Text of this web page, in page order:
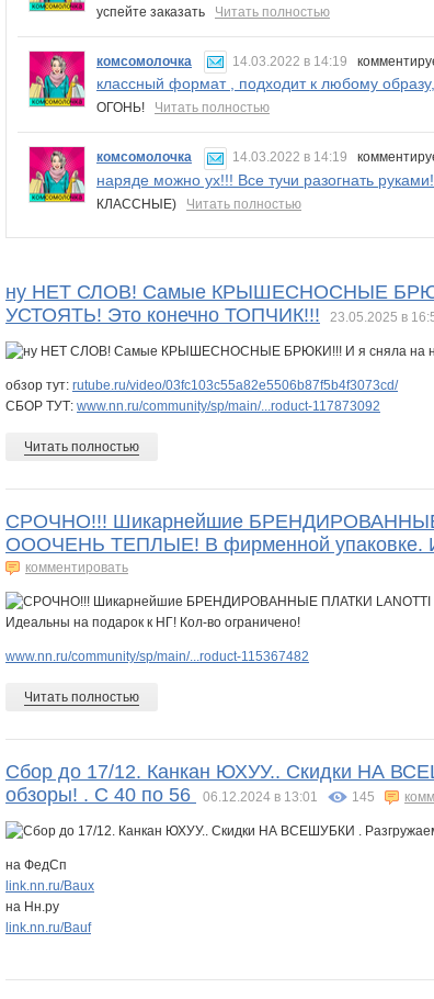
успейте заказать Читать полностью
комсомолочка 14.03.2022 в 14:19
классный формат , подходит к любому
ОГОНЬ! Читать полностью
комсомолочка 14.03.2022 в 14:19
наряде можно ух!!! Все тучи разогнать
КЛАССНЫЕ) Читать полностью
ну НЕТ СЛОВ! Самые КРЫШЕСНОСНЫЕ
УСТОЯТЬ! Это конечно ТОПЧИК!!!
23.05.2025 в
обзор тут: rutube.ru/video/03fc103c55a82e5506b87f5b4f3073cd/
СБОР ТУТ: www.nn.ru/community/sp/main/...roduct-117873092
Читать полностью
СРОЧНО!!! Шикарнейшие БРЕНДИРОВАННЫЕ
ОООЧЕНЬ ТЕПЛЫЕ! В фирменной упаковке.
комментировать
www.nn.ru/community/sp/main/...roduct-115367482
Читать полностью
Сбор до 17/12. Канкан ЮХУУ.. Скидки НА
обзоры! . С 40 по 56
06.12.2024 в 13:01 145
на ФедСп
link.nn.ru/Baux
на Нн.ру
link.nn.ru/Bauf